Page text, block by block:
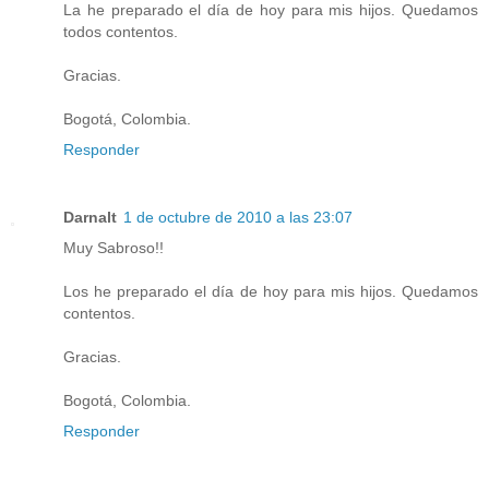
La he preparado el día de hoy para mis hijos. Quedamos
todos contentos.
Gracias.
Bogotá, Colombia.
Responder
Darnalt 1 de octubre de 2010 a las 23:07
Muy Sabroso!!
Los he preparado el día de hoy para mis hijos. Quedamos
contentos.
Gracias.
Bogotá, Colombia.
Responder